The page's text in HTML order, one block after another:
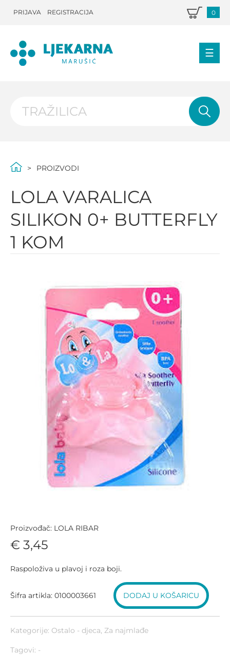
PRIJAVA REGISTRACIJA 0
PROIZVODI
LOLA VARALICA
SILIKON 0+ BUTTERFLY
1 KOM
Proizvođač: LOLA RIBAR
€ 3,45
Raspoloživa u plavoj i roza boji.
Šifra artikla: 0100003661 DODAJ U KOŠARICU
Kategorije: Ostalo - djeca, Za najmlađe
Tagovi: -